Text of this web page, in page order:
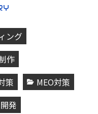
ング
作
策
MEO対策
発